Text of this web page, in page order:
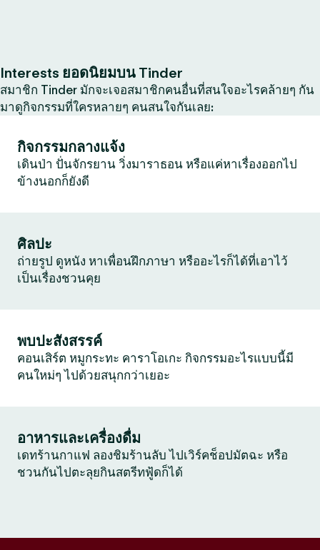
Interests ยอดนิยมบน Tinder
สมาชิก Tinder มักจะเจอสมาชิกคนอื่นที่สนใจอะไรคล้ายๆ กัน
มาดูกิจกรรมที่ใครหลายๆ คนสนใจกันเลย:
กิจกรรมกลางแจ้ง
เดินป่า ปั่นจักรยาน วิ่งมาราธอน หรือแค่หาเรื่องออกไป
ข้างนอกก็ยังดี
ศิลปะ
ถ่ายรูป ดูหนัง หาเพื่อนฝึกภาษา หรืออะไรก็ได้ที่เอาไว้
เป็นเรื่องชวนคุย
พบปะสังสรรค์
คอนเสิร์ต หมูกระทะ คาราโอเกะ กิจกรรมอะไรแบบนี้มี
คนใหม่ๆ ไปด้วยสนุกกว่าเยอะ
อาหารและเครื่องดื่ม
เดทร้านกาแฟ ลองชิมร้านลับ ไปเวิร์คช็อปมัตฉะ หรือ
ชวนกันไปตะลุยกินสตรีทฟู้ดก็ได้